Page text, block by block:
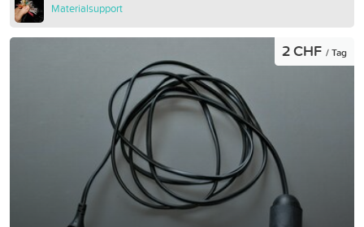
Materialsupport
2 CHF / Tag